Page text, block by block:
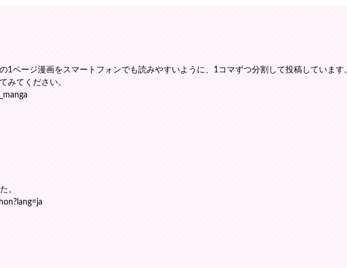
1ページ漫画をスマートフォンでも読みやすいように、1コマずつ分割して投稿しています
みてください。
。